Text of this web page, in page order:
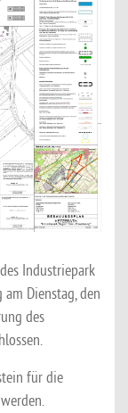
Industriepark
Dienstag, den
des
für die